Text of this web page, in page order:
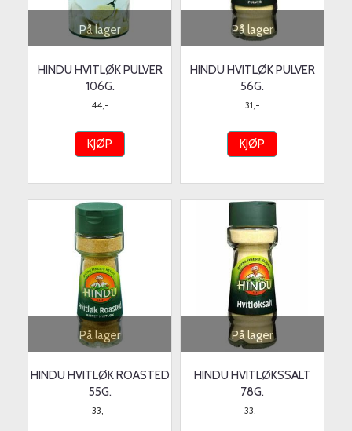
På lager
HINDU HVITLØK PULVER
106G.
44,-
KJØP
På lager
HINDU HVITLØK PULVER
56G.
31,-
KJØP
På lager
HINDU HVITLØK ROASTED
55G.
33,-
På lager
HINDU HVITLØKSSALT
78G.
33,-